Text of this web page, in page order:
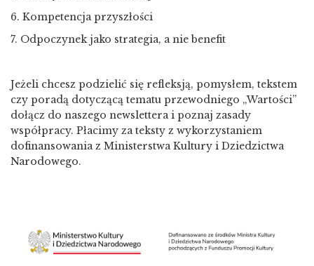
6. Kompetencja przyszłości
7. Odpoczynek jako strategia, a nie benefit
Jeżeli chcesz podzielić się refleksją, pomysłem, tekstem
czy poradą dotyczącą tematu przewodniego „Wartości”
dołącz do naszego newslettera i poznaj zasady
współpracy. Płacimy za teksty z wykorzystaniem
dofinansowania z Ministerstwa Kultury i Dziedzictwa
Narodowego.